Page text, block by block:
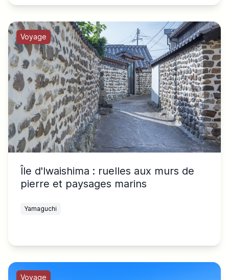
Voyage
Île d'Iwaishima : ruelles aux murs de
pierre et paysages marins
Yamaguchi
Voyage